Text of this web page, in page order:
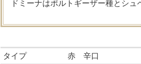
ドミーナはポルトギーザー種とシ
タイプ
赤 辛口